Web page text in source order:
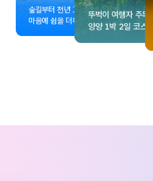
<동궁> 여운 따라🎬
떠나는 해남 여행
수집!
기념품숍 3곳⭐
더 재미있어지는숲길부터 천년 고찰까지!
마음에 쉼을 더하는 부안
뚜벅이 여행자 주목🚶
양양 1박 2일 코스